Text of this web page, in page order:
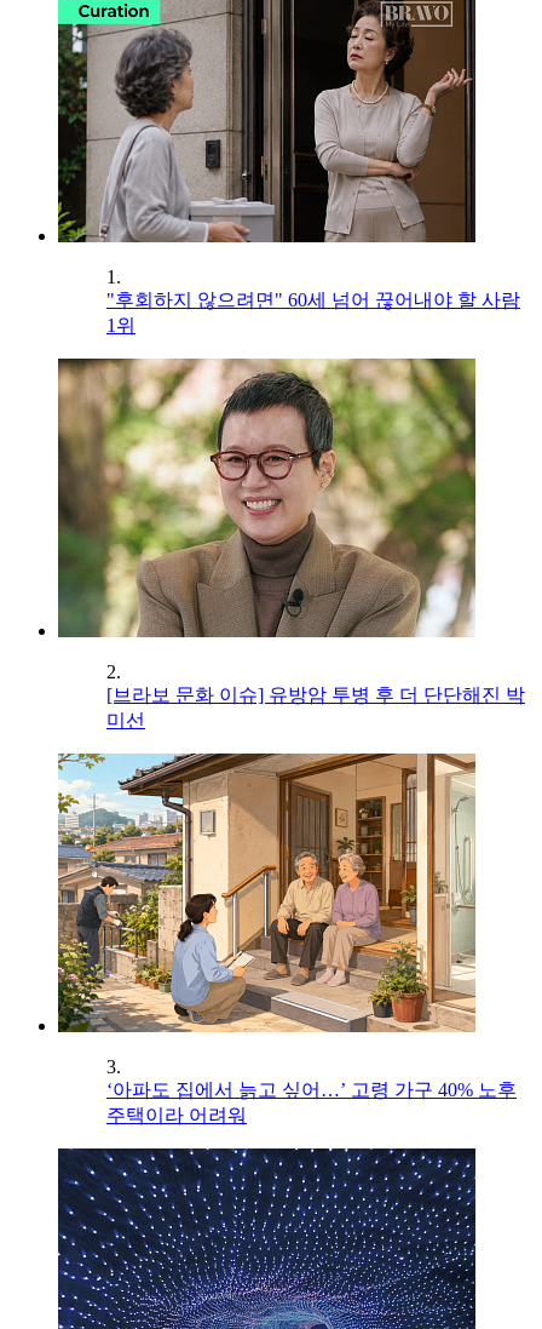
1.
"후회하지 않으려면" 60세 넘어 끊어내야 할 사람
1위
2.
[브라보 문화 이슈] 유방암 투병 후 더 단단해진 박
미선
3.
‘아파도 집에서 늙고 싶어…’ 고령 가구 40% 노후
주택이라 어려워